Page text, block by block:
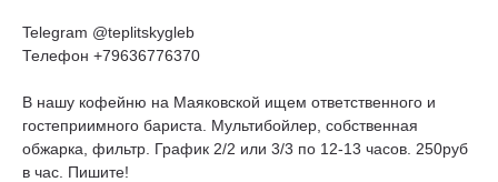
Telegram @teplitskygleb
Телефон +79636776370
В нашу кофейню на Маяковской ищем ответственного и
гостеприимного бариста. Мультибойлер, собственная
обжарка, фильтр. График 2/2 или 3/3 по 12-13 часов. 250руб
в час. Пишите!